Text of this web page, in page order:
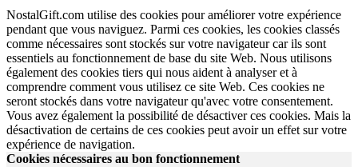
NostalGift.com utilise des cookies pour améliorer votre expérience
pendant que vous naviguez. Parmi ces cookies, les cookies classés
comme nécessaires sont stockés sur votre navigateur car ils sont
essentiels au fonctionnement de base du site Web. Nous utilisons
également des cookies tiers qui nous aident à analyser et à
comprendre comment vous utilisez ce site Web. Ces cookies ne
seront stockés dans votre navigateur qu'avec votre consentement.
Vous avez également la possibilité de désactiver ces cookies. Mais la
désactivation de certains de ces cookies peut avoir un effet sur votre
expérience de navigation.
Cookies nécessaires au bon fonctionnement